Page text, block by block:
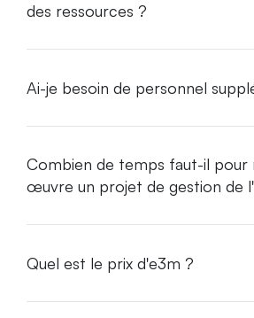
des ressources ?
Ai-je besoin de personnel
Combien de temps faut-il pour
œuvre un projet de gestion de
Quel est le prix d'e3m ?